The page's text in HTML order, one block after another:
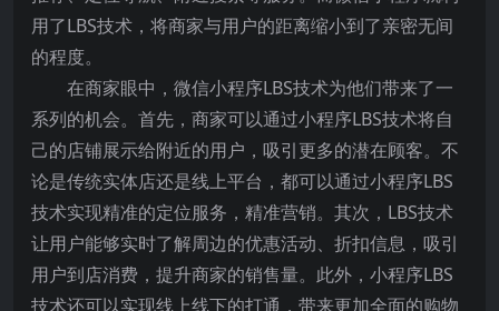
用了LBS技术，将商家与用户的距离缩小到了亲密无间
的程度。
在商家眼中，微信小程序LBS技术为他们带来了一
系列的机会。首先，商家可以通过小程序LBS技术将自
己的店铺展示给附近的用户，吸引更多的潜在顾客。不
论是传统实体店还是线上平台，都可以通过小程序LBS
技术实现精准的定位服务，精准营销。其次，LBS技术
让用户能够实时了解周边的优惠活动、折扣信息，吸引
用户到店消费，提升商家的销售量。此外，小程序LBS
技术还可以实现线上线下的打通，带来更加全面的购物